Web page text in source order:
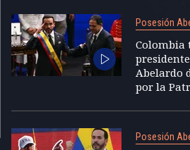
Posesión
Colombia
Abelardo
por la
Posesión